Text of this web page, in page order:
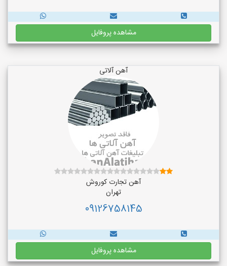
مشاهده پروفایل
آهن آلاتی
آهن تجارت کوروش
تهران
09126758145
مشاهده پروفایل